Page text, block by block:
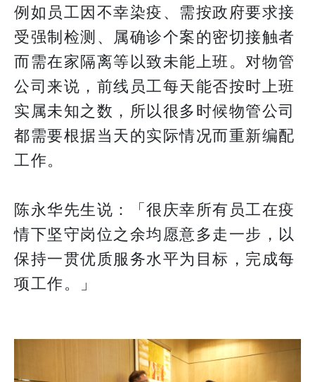
例如员工因不幸染疫、需按政府要求接
受强制检测、属确诊个案的密切接触者
而需在家隔离等以致未能上班。对物管
公司来说，前线员工每天能否按时上班
实属未知之数，所以很多时候物管公司
都需要根据当天的实际情况而重新编配
工作。
陈永华先生说：「很庆幸所有员工在疫
情下坚守岗位之余均愿意多走一步，以
保持一贯优质服务水平为目标，完成每
项工作。」